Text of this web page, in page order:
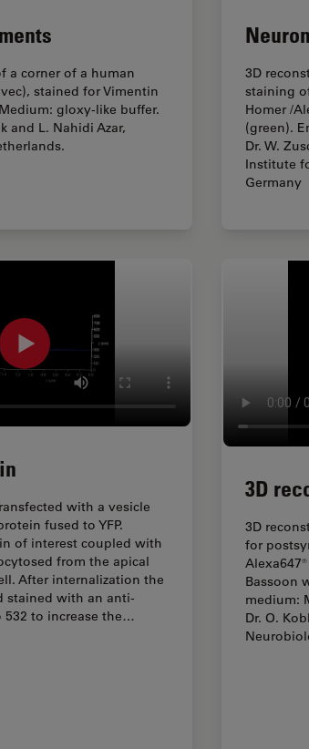
a corner of a human
stained for Vimentin
gloxy-like buffer.
and L. Nahidi Azar,
3D
staining
Homer /
(green).
Dr. W.
Institute
Germany
with a vesicle
fused to YFP.
of interest coupled with
from the apical
After internalization the
stained with an anti-
532 to increase the…
3D
3D
for
Bassoon
medium:
Dr. O.